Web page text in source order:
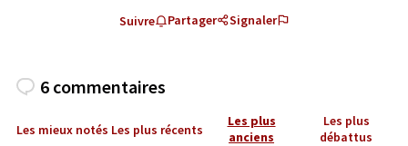
Suivre Partager Signaler
6 commentaires
Les mieux notés Les plus récents
Les plus
anciens
Les plus
débattus